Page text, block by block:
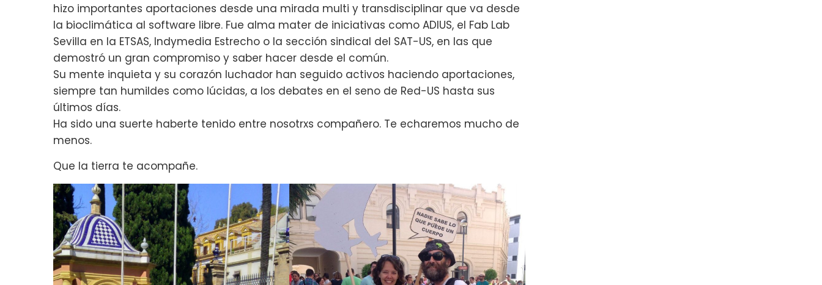
hizo importantes aportaciones desde una mirada multi y transdisciplinar que va desde
la bioclimática al software libre. Fue alma mater de iniciativas como ADIUS, el Fab Lab
Sevilla en la ETSAS, Indymedia Estrecho o la sección sindical del SAT-US, en las que
demostró un gran compromiso y saber hacer desde el común.
Su mente inquieta y su corazón luchador han seguido activos haciendo aportaciones,
siempre tan humildes como lúcidas, a los debates en el seno de Red-US hasta sus
últimos días.
Ha sido una suerte haberte tenido entre nosotrxs compañero. Te echaremos mucho de
menos.
Que la tierra te acompañe.